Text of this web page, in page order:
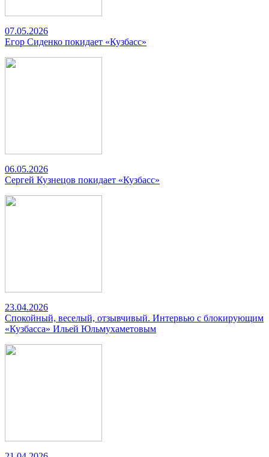
07.05.2026
Егор Сиденко покидает «Кузбасс»
06.05.2026
Сергей Кузнецов покидает «Кузбасс»
23.04.2026
Спокойный, веселый, отзывчивый. Интервью с блокирующим
«Кузбасса» Ильей Юльмухаметовым